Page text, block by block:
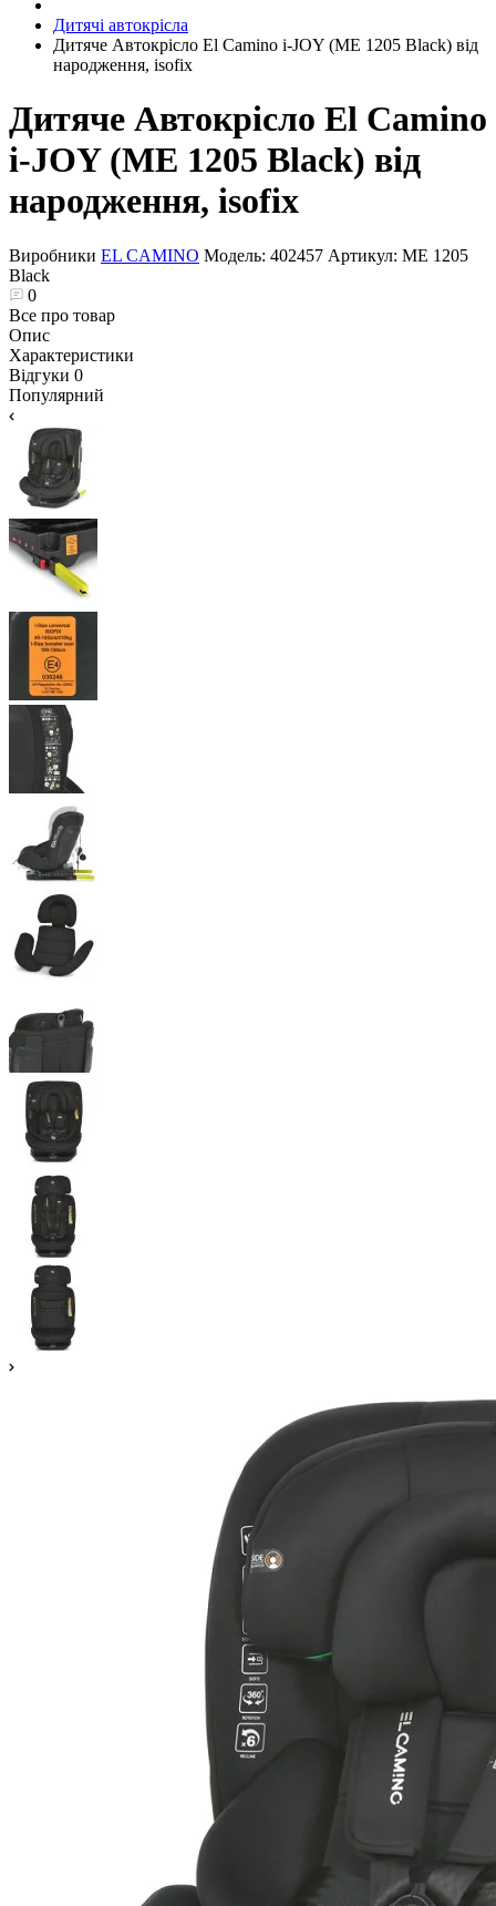
Дитячі автокрісла
Дитяче Автокрісло El Camino i-JOY (ME 1205 Black) від
народження, isofix
Дитяче Автокрісло El Camino
i-JOY (ME 1205 Black) від
народження, isofix
Виробники EL CAMINO Модель: 402457 Артикул: ME 1205
Black
0
Все про товар
Опис
Характеристики
Відгуки 0
Популярний